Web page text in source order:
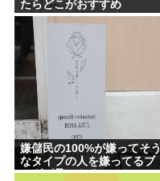
たらどこがおすすめ
嫌儲民の100%が嫌ってそう
なタイプの人を嫌ってるブ
ログが見つかる